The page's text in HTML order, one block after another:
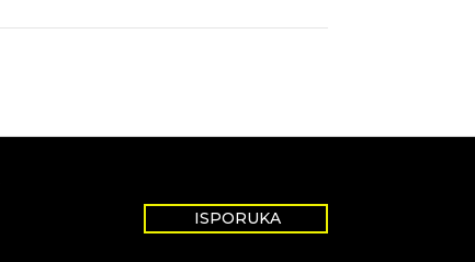
ISPORUKA